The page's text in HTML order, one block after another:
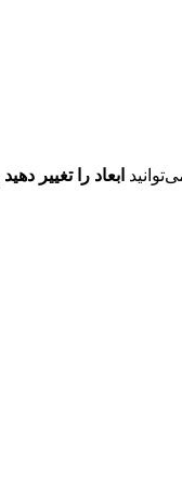
ابعاد را تغییر دهید